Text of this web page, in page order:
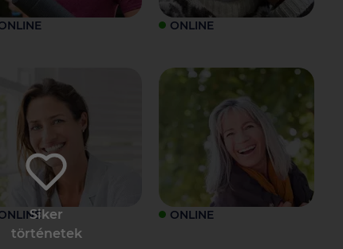
ONLINE
ONLINE
Siker
történetek